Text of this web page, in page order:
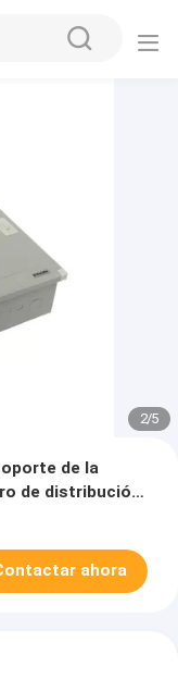
2/5
de la
de distribución
ahora